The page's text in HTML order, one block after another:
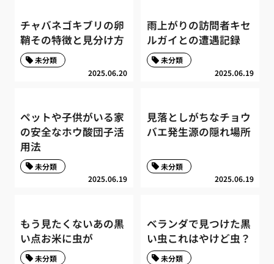
チャバネゴキブリの卵
鞘その特徴と見分け方
2025.06.20
未分類
雨上がりの訪問者キセ
ルガイとの遭遇記録
2025.06.19
未分類
ペットや子供がいる家
の安全なホウ酸団子活
用法
2025.06.19
未分類
見落としがちなチョウ
バエ発生源の隠れ場所
2025.06.19
未分類
もう見たくないあの黒
い点お米に虫が
未分類
ベランダで見つけた黒
い虫これはやけど虫？
未分類